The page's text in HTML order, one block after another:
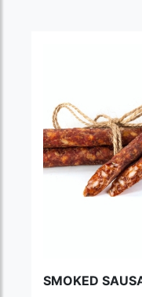
SMOKED